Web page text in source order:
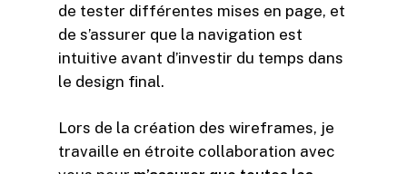
de tester différentes mises en page, et
de s’assurer que la navigation est
intuitive avant d’investir du temps dans
le design final.
Lors de la création des wireframes, je
travaille en étroite collaboration avec